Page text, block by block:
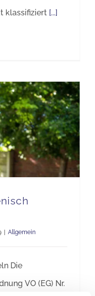
klassifiziert [...]
Allgemein
Die
VO (EG) Nr.